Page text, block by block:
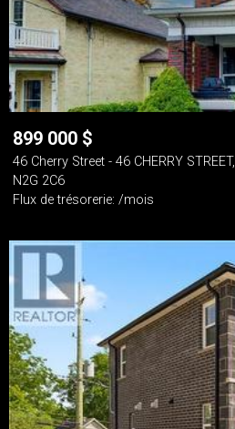
899 000 $
46 Cherry Street - 46 CHERRY
N2G 2C6
Flux de trésorerie: /mois